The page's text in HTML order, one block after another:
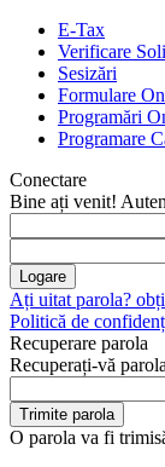
E-Tax
Verificare
Sesizări
Formulare
Programări
Programare
Conectare
Bine ați venit!
Ați uitat parola?
Politică de
Recuperare parola
Recuperați-vă parola
O parola va fi